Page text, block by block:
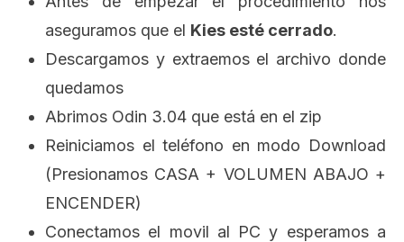
aseguramos que el Kies esté cerrado.
Descargamos y extraemos el archivo donde
quedamos
Abrimos Odin 3.04 que está en el zip
Reiniciamos el teléfono en modo Download
(Presionamos CASA + VOLUMEN ABAJO +
ENCENDER)
Conectamos el movil al PC y esperamos a